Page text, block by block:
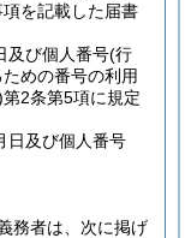
を記載した届書
及び個人番号(行
めの番号の利用
第2条第5項に規定
日及び個人番号
務者は、次に掲げ